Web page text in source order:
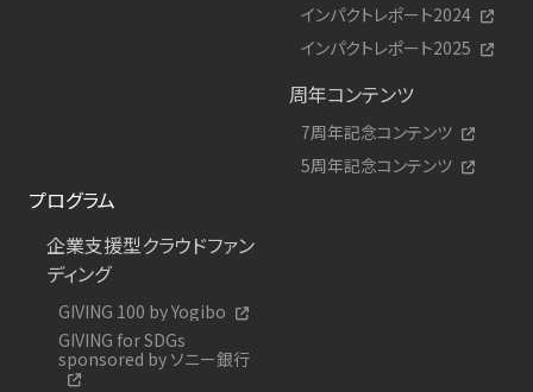
インパクトレポート2024
インパクトレポート2025
周年コンテンツ
7周年記念コンテンツ
5周年記念コンテンツ
プログラム
企業支援型クラウドファン
ディング
GIVING 100 by Yogibo
GIVING for SDGs
sponsored by ソニー銀行